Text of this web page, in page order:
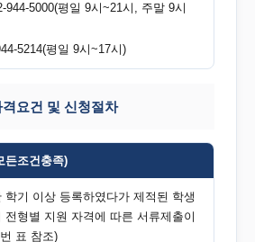
944-5000(평일 9시~21시, 주말 9시
5214(평일 9시~17시)
요건 및 신청절차
든조건충족)
학기 이상 등록하였다가 제적된 학생
전형별 지원 자격에 따른 서류제출이
표 참조)